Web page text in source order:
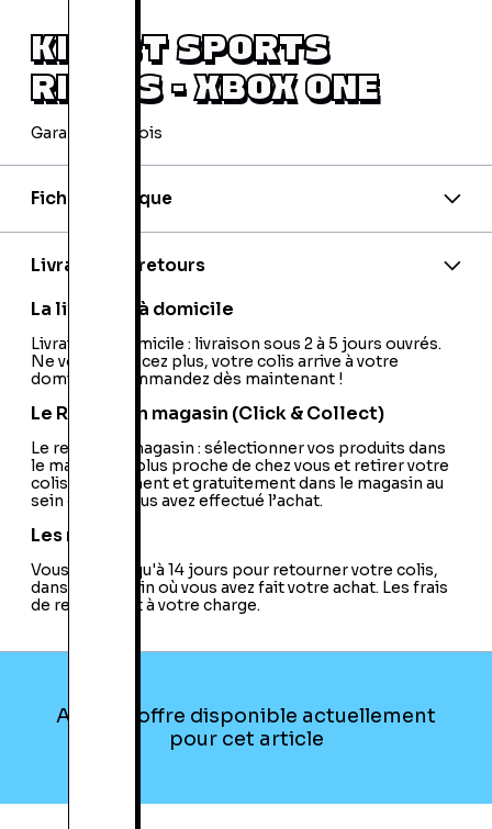
KINECT SPORTS
RIVALS - XBOX ONE
Garantie 24 mois
Fiche technique
Code barre 3:0885370869460
Nationalité:Europe
Livraison et retours
La livraison à domicile
Livraison à domicile : livraison sous 2 à 5 jours ouvrés.
Ne vous déplacez plus, votre colis arrive à votre
domicile ! Commandez dès maintenant !
Le Retrait en magasin (Click & Collect)
Le retrait en magasin : sélectionner vos produits dans
le magasin le plus proche de chez vous et retirer votre
colis directement et gratuitement dans le magasin au
sein duquel vous avez effectué l’achat.
Les retours
Vous avez jusqu'à 14 jours pour retourner votre colis,
dans le magasin où vous avez fait votre achat. Les frais
de retour sont à votre charge.
Aucune offre disponible actuellement
pour cet article